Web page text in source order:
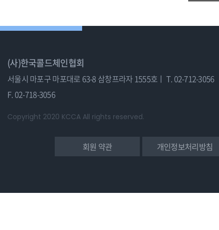
(사)한국콜드체인협회
서울시 마포구 마포대로 63-8 삼창프라자 1555호ㅣ T. 02-712-3056
F. 02-718-3056
Copyright 2020 KCCA All rights reserved.
회원 약관 개인정보처리방침